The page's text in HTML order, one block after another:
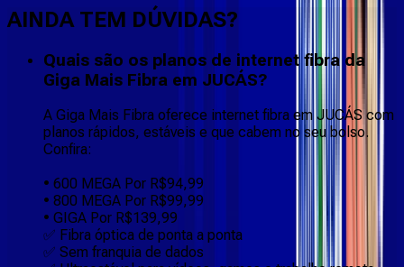
AINDA TEM DÚVIDAS?
Quais são os planos de internet fibra da
Giga Mais Fibra em JUCÁS?
A Giga Mais Fibra oferece internet fibra em JUCÁS com
planos rápidos, estáveis e que cabem no seu bolso.
Confira:
• 600 MEGA Por R$94,99
• 800 MEGA Por R$99,99
• GIGA Por R$139,99
✅ Fibra óptica de ponta a ponta
✅ Sem franquia de dados